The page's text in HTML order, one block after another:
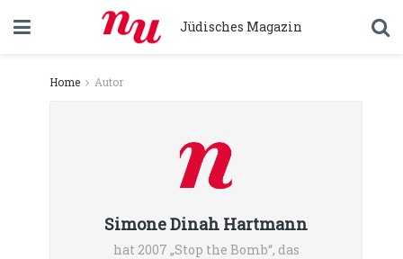
Jüdisches Magazin
Home Autor
Simone Dinah Hartmann
hat 2007 „Stop the Bomb“, das